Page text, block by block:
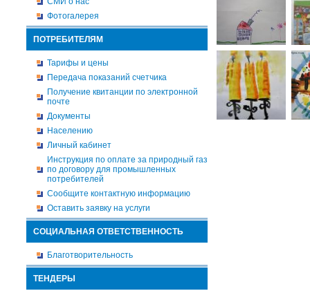
Фотогалерея
ПОТРЕБИТЕЛЯМ
Тарифы и цены
Передача показаний счетчика
Получение квитанции по электронной
почте
Документы
Населению
Личный кабинет
Инструкция по оплате за природный газ
по договору для промышленных
потребителей
Сообщите контактную информацию
Оставить заявку на услуги
СОЦИАЛЬНАЯ ОТВЕТСТВЕННОСТЬ
Благотворительность
ТЕНДЕРЫ